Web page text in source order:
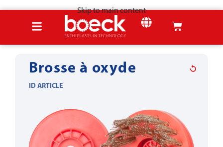
Skip to main content
Brosse à oxyde
ID ARTICLE